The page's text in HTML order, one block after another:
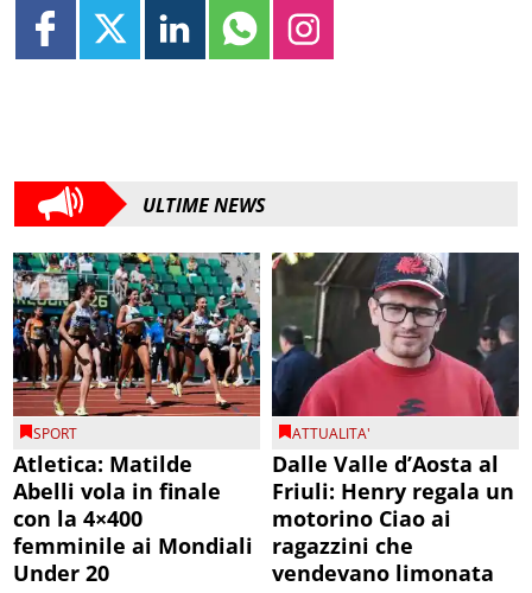
ULTIME NEWS
SPORT
Atletica: Matilde
Abelli vola in finale
con la 4×400
femminile ai Mondiali
Under 20
ATTUALITA'
Dalle Valle d’Aosta al
Friuli: Henry regala un
motorino Ciao ai
ragazzini che
vendevano limonata